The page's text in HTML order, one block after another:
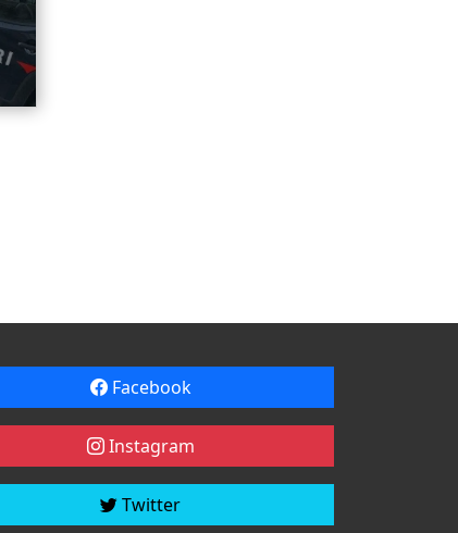
Facebook
Instagram
Twitter